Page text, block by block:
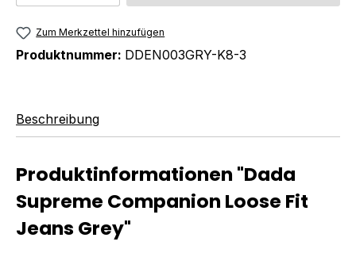
Zum Merkzettel hinzufügen
Produktnummer: DDEN003GRY-K8-3
Beschreibung
Produktinformationen "Dada
Supreme Companion Loose Fit
Jeans Grey"